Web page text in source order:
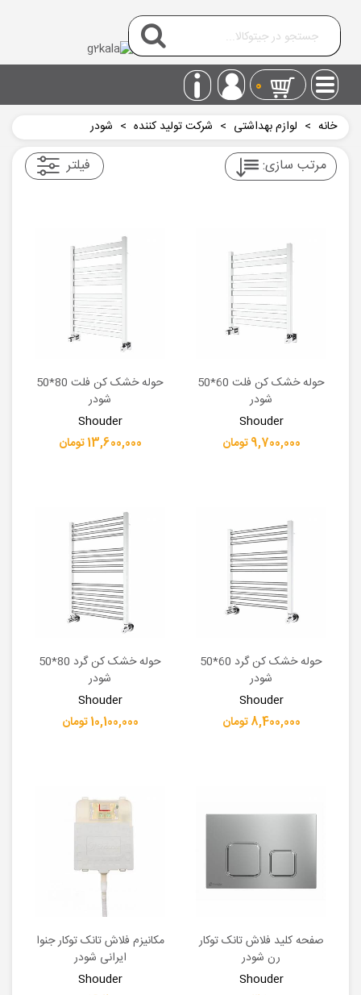
0
خانه > لوازم بهداشتی > شرکت تولید کننده > شودر
فیلتر مرتب سازی:
حوله خشک کن فلت 60*50
شودر
Shouder
9,700,000 تومان
حوله خشک کن فلت 80*50
شودر
Shouder
13,600,000 تومان
حوله خشک کن گرد 60*50
شودر
Shouder
8,400,000 تومان
حوله خشک کن گرد 80*50
شودر
Shouder
10,100,000 تومان
صفحه کلید فلاش تانک توکار
رن شودر
Shouder
مکانیزم فلاش تانک توکار جنوا
ایرانی شودر
Shouder